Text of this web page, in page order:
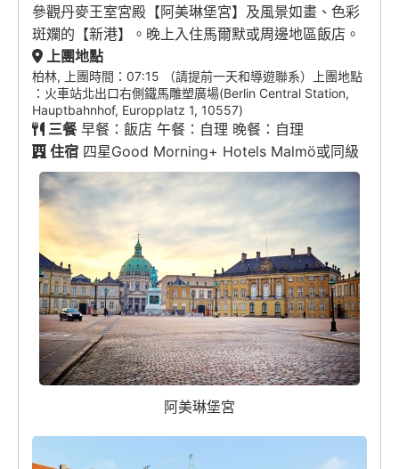
參觀丹麥王室宮殿【阿美琳堡宮】及風景如畫、色彩
斑斕的【新港】。晚上入住馬爾默或周邊地區飯店。
上團地點
柏林, 上團時間：07:15 （請提前一天和導遊聯系）上團地點
：火車站北出口右側鐵馬雕塑廣場(Berlin Central Station,
Hauptbahnhof, Europplatz 1, 10557)
三餐早餐：飯店 午餐：自理 晚餐：自理
住宿 四星Good Morning+ Hotels Malmö或同級
阿美琳堡宮